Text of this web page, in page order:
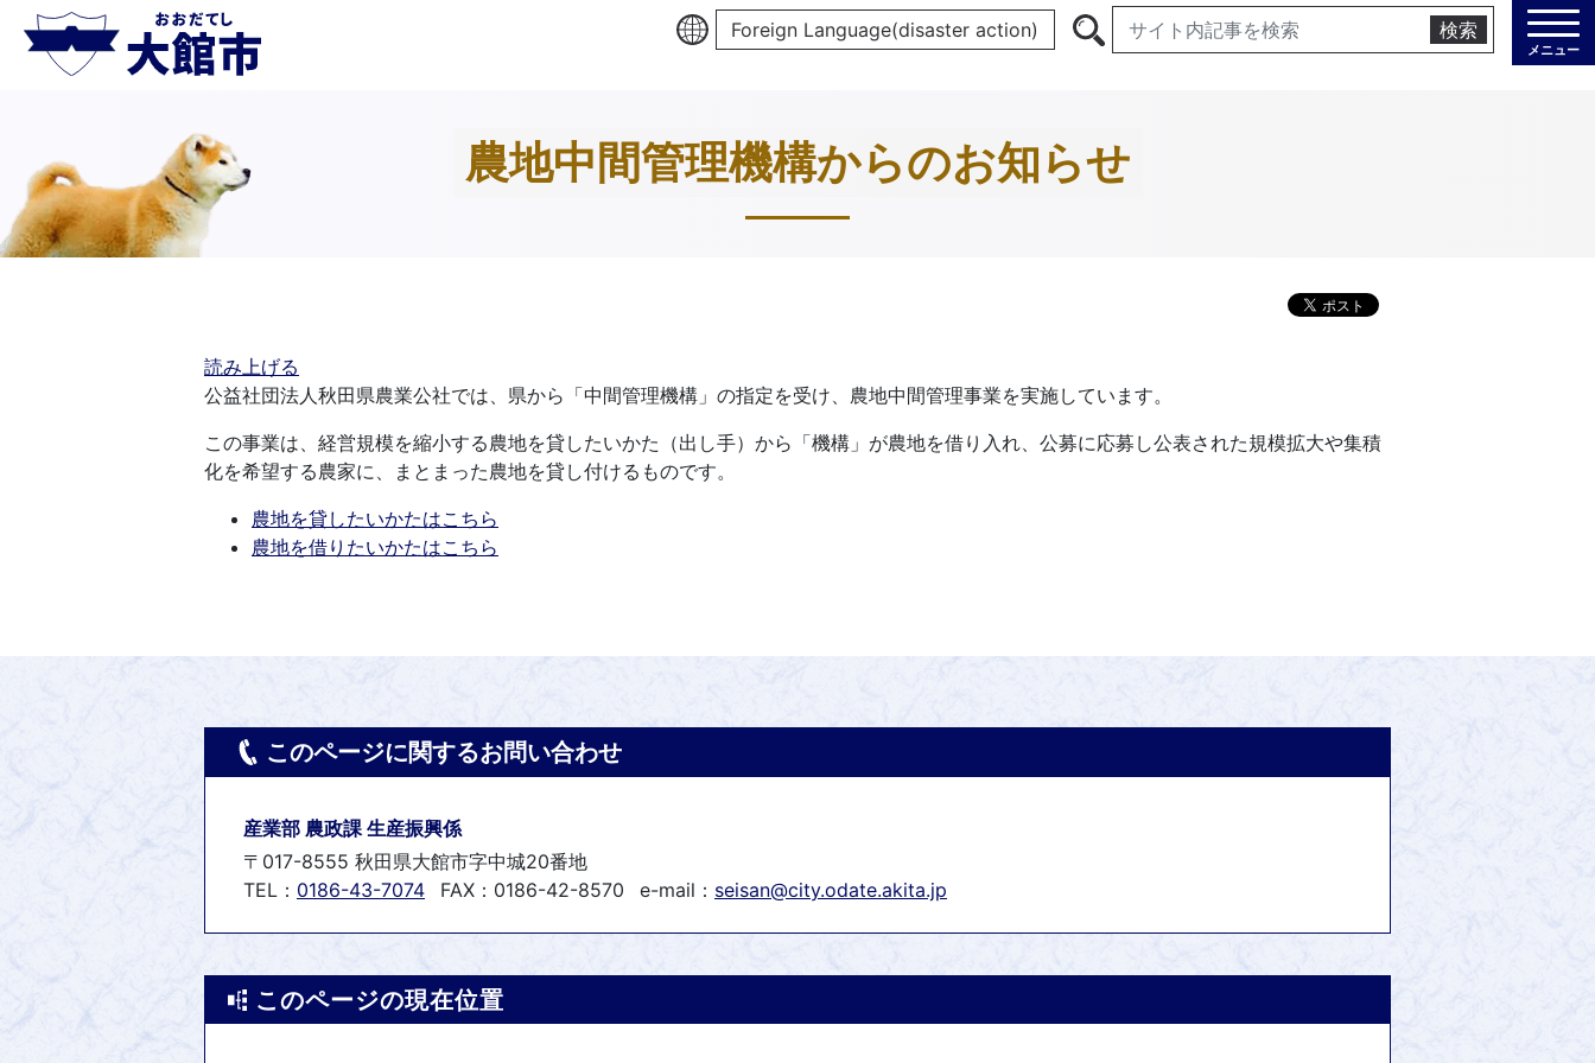
Foreign Language(disaster action) 検索
メニュー
農地中間管理機構からのお知らせ
読み上げる
公益社団法人秋田県農業公社では、県から「中間管理機構」の指定を受け、農地中間管理事業を実施しています。
この事業は、経営規模を縮小する農地を貸したいかた（出し手）から「機構」が農地を借り入れ、公募に応募し公表された規模拡大や集積
化を希望する農家に、まとまった農地を貸し付けるものです。
農地を貸したいかたはこちら
農地を借りたいかたはこちら
このページに関するお問い合わせ
産業部 農政課 生産振興係
〒017-8555 秋田県大館市字中城20番地
TEL： 0186-43-7074 FAX：0186-42-8570 e-mail： seisan@city.odate.akita.jp
このページの現在位置